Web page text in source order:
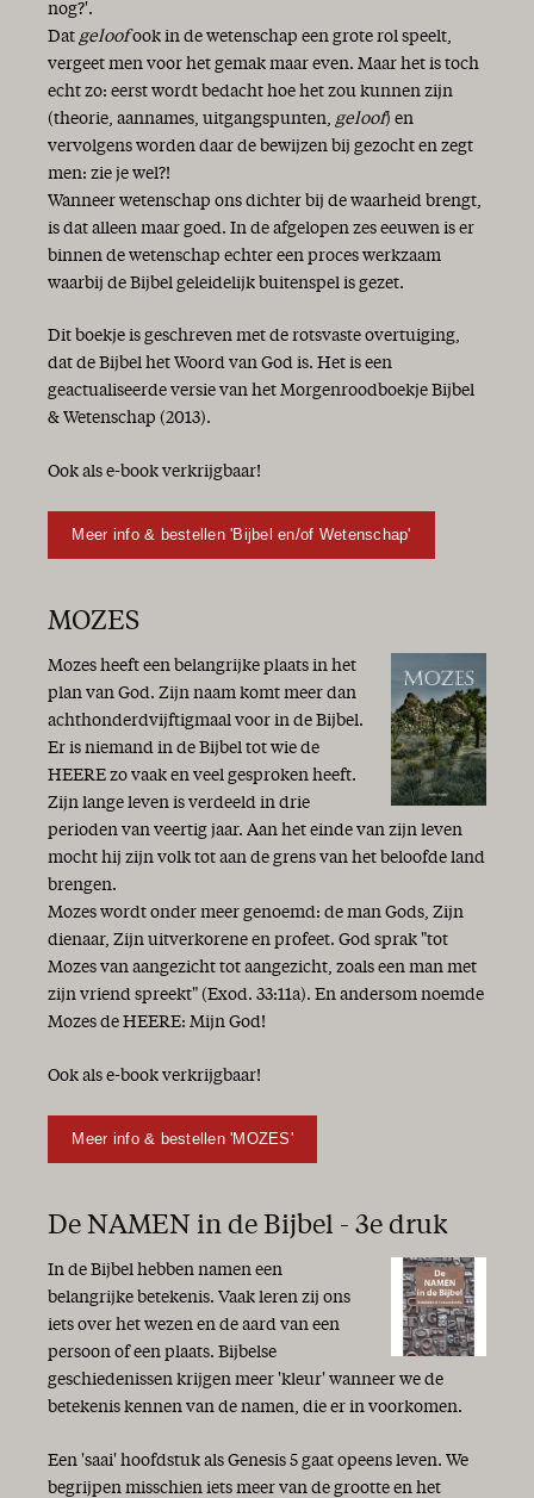
nog?'.
Dat geloofook in de wetenschap een grote rol speelt,
vergeet men voor het gemak maar even. Maar het is toch
echt zo: eerst wordt bedacht hoe het zou kunnen zijn
(theorie, aannames, uitgangspunten, geloof) en
vervolgens worden daar de bewijzen bij gezocht en zegt
men: zie je wel?!
Wanneer wetenschap ons dichter bij de waarheid brengt,
is dat alleen maar goed. In de afgelopen zes eeuwen is er
binnen de wetenschap echter een proces werkzaam
waarbij de Bijbel geleidelijk buitenspel is gezet.
Dit boekje is geschreven met de rotsvaste overtuiging,
dat de Bijbel het Woord van God is. Het is een
geactualiseerde versie van het Morgenroodboekje Bijbel
& Wetenschap (2013).
Ook als e-book verkrijgbaar!
Meer info & bestellen 'Bijbel en/of Wetenschap'
MOZES
Mozes heeft een belangrijke plaats in het
plan van God. Zijn naam komt meer dan
achthonderdvijftigmaal voor in de Bijbel.
Er is niemand in de Bijbel tot wie de
HEERE zo vaak en veel gesproken heeft.
Zijn lange leven is verdeeld in drie
perioden van veertig jaar. Aan het einde van zijn leven
mocht hij zijn volk tot aan de grens van het beloofde land
brengen.
Mozes wordt onder meer genoemd: de man Gods, Zijn
dienaar, Zijn uitverkorene en profeet. God sprak "tot
Mozes van aangezicht tot aangezicht, zoals een man met
zijn vriend spreekt" (Exod. 33:11a). En andersom noemde
Mozes de HEERE: Mijn God!
Ook als e-book verkrijgbaar!
Meer info & bestellen 'MOZES'
De NAMEN in de Bijbel - 3e druk
In de Bijbel hebben namen een
belangrijke betekenis. Vaak leren zij ons
iets over het wezen en de aard van een
persoon of een plaats. Bijbelse
geschiedenissen krijgen meer 'kleur' wanneer we de
betekenis kennen van de namen, die er in voorkomen.
Een 'saai' hoofdstuk als Genesis 5 gaat opeens leven. We
begrijpen misschien iets meer van de grootte en het